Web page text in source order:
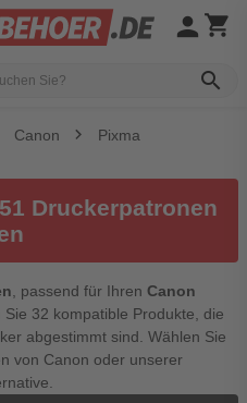
search
person shopping_cart
Canon
Pixma
Druckerpatronen
, passend für Ihren Canon
32 kompatible Produkte, die
abgestimmt sind. Wählen Sie
von Canon oder unserer